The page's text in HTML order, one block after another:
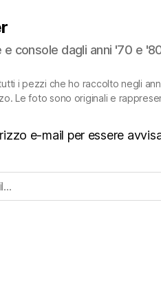
console dagli anni '70 e
i pezzi che ho raccolto negli
Le foto sono originali e
e-mail per essere